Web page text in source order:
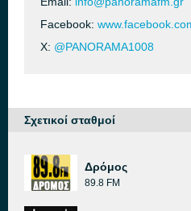
Facebook:
X: @PANORAMA1008
Σχετικοί σταθμοί
Δρόμος
89.8 FM